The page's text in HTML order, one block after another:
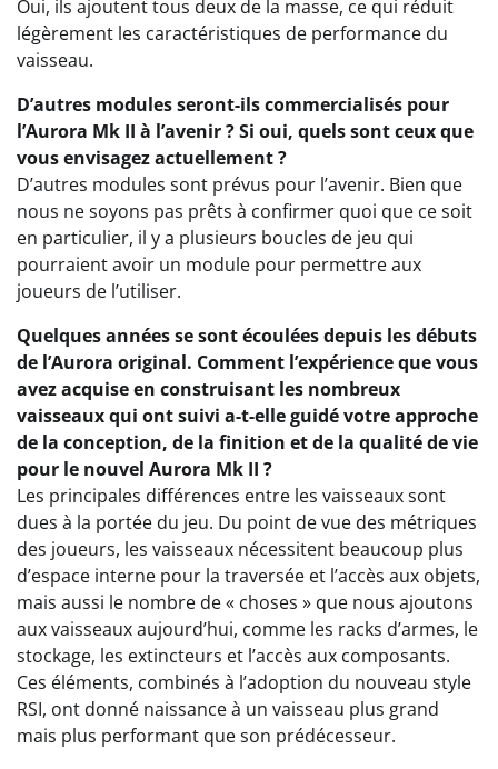
Oui, ils ajoutent tous deux de la masse, ce qui réduit
légèrement les caractéristiques de performance du
vaisseau.
D’autres modules seront-ils commercialisés pour
l’Aurora Mk II à l’avenir ? Si oui, quels sont ceux que
vous envisagez actuellement ?
D’autres modules sont prévus pour l’avenir. Bien que
nous ne soyons pas prêts à confirmer quoi que ce soit
en particulier, il y a plusieurs boucles de jeu qui
pourraient avoir un module pour permettre aux
joueurs de l’utiliser.
Quelques années se sont écoulées depuis les débuts
de l’Aurora original. Comment l’expérience que vous
avez acquise en construisant les nombreux
vaisseaux qui ont suivi a-t-elle guidé votre approche
de la conception, de la finition et de la qualité de vie
pour le nouvel Aurora Mk II ?
Les principales différences entre les vaisseaux sont
dues à la portée du jeu. Du point de vue des métriques
des joueurs, les vaisseaux nécessitent beaucoup plus
d’espace interne pour la traversée et l’accès aux objets,
mais aussi le nombre de « choses » que nous ajoutons
aux vaisseaux aujourd’hui, comme les racks d’armes, le
stockage, les extincteurs et l’accès aux composants.
Ces éléments, combinés à l’adoption du nouveau style
RSI, ont donné naissance à un vaisseau plus grand
mais plus performant que son prédécesseur.